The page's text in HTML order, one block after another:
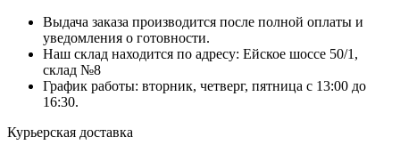
Выдача заказа производится после полной оплаты и
уведомления о готовности.
Наш склад находится по адресу: Ейское шоссе 50/1,
склад №8
График работы: вторник, четверг, пятница с 13:00 до
16:30.
Курьерская доставка